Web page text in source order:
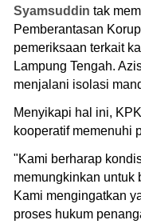
Syamsuddin tak
Pemberantasan
pemeriksaan terkait
Lampung Tengah.
menjalani isolasi
Menyikapi hal ini,
kooperatif memenuhi
"Kami berharap
memungkinkan untuk
Kami mengingatkan
proses hukum